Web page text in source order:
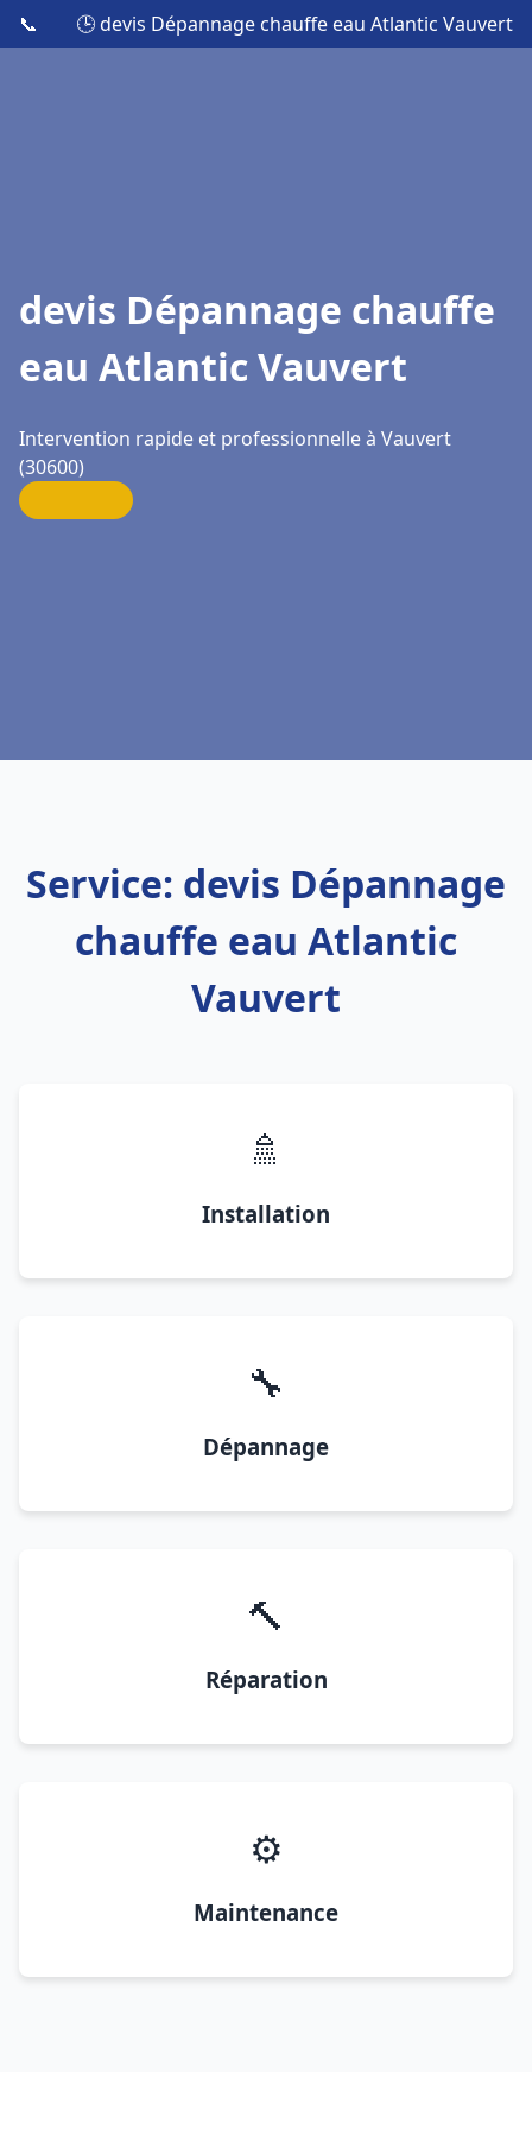
📞 🕒 devis Dépannage chauffe eau Atlantic Vauvert
devis Dépannage chauffe
eau Atlantic Vauvert
Intervention rapide et professionnelle à Vauvert
(30600)
Service: devis Dépannage
chauffe eau Atlantic
Vauvert
🚿
Installation
🔧
Dépannage
🔨
Réparation
⚙️
Maintenance